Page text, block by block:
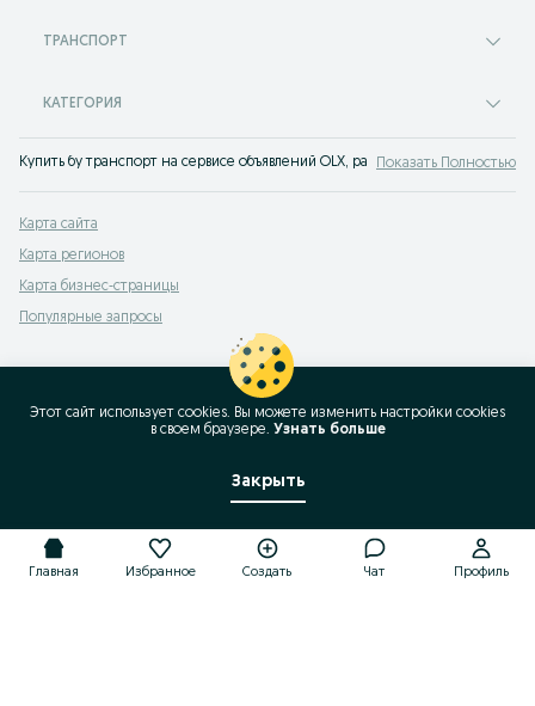
ТРАНСПОРТ
КАТЕГОРИЯ
Купить бу транспорт на сервисе объявлений OLX, раньше Torg Кува.
Показать Полностью
Карта сайта
Карта регионов
Карта бизнес-страницы
Популярные запросы
Главная Избранное Создать Чат Профиль
Этот сайт использует cookies. Вы можете изменить настройки cookies
в своeм браузере. Узнать больше
Закрыть